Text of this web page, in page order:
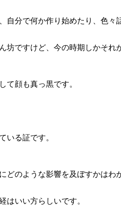
自分で何か作り始めたり、色々
坊ですけど、今の時期しかそれ
て顔も真っ黒です。
いる証です。
どのような影響を及ぼすかはわ
はいい方らしいです。